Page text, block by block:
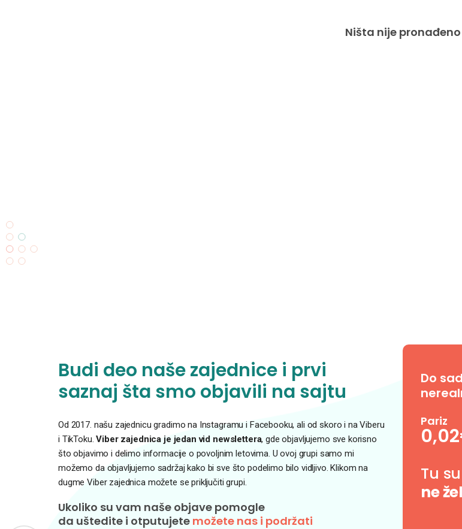
Ništa nije pronađeno
Budi deo naše zajednice i prvi
saznaj šta smo objavili na sajtu
Od 2017. našu zajednicu gradimo na Instagramu i Facebooku, ali od skoro i na Viberu
i TikToku.Viber zajednica je jedan vid newslettera, gde objavljujemo sve korisno
što objavimo i delimo informacije o povoljnim letovima. U ovoj grupi samo mi
možemo da objavljujemo sadržaj kako bi sve što podelimo bilo vidljivo. Klikom na
dugme Viber zajednica možete se priključiti grupi.
Ukoliko su vam naše objave pomogle
da uštedite i otputujete možete nas i podržati
Do
Pariz
Tu
ne